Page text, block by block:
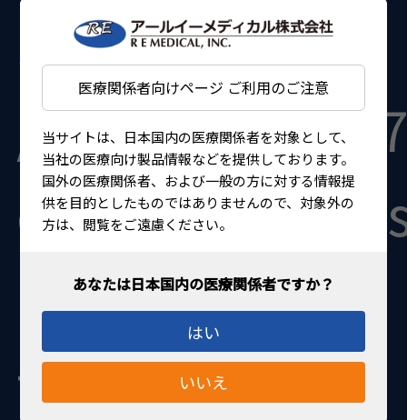
医療関係者向けページ ご利用のご注意
当サイトは、日本国内の医療関係者を対象として、
当社の医療向け製品情報などを提供しております。
国外の医療関係者、および一般の方に対する情報提
供を目的としたものではありませんので、対象外の
方は、閲覧をご遠慮ください。
はい
いいえ
$template in
/home/
content/
medical/page-
title.phpon